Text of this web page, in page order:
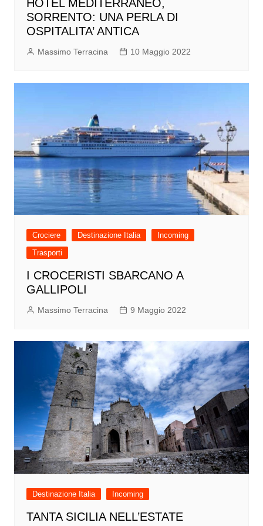
HOTEL MEDITERRANEO,
SORRENTO: UNA PERLA DI
OSPITALITA’ ANTICA
Massimo Terracina 10 Maggio 2022
Crociere Destinazione Italia
Incoming
Trasporti
I CROCERISTI SBARCANO A
GALLIPOLI
Massimo Terracina 9 Maggio 2022
Destinazione Italia Incoming
TANTA SICILIA NELL’ESTATE